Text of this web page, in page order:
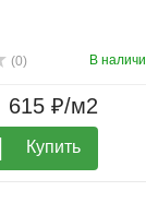
(0) В
615 ₽/м2
Купить